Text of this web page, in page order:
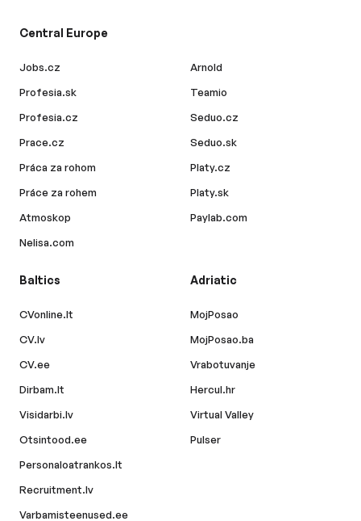
Central Europe
Jobs.cz
Profesia.sk
Profesia.cz
Prace.cz
Práca za rohom
Práce za rohem
Atmoskop
Nelisa.com
Arnold
Teamio
Seduo.cz
Seduo.sk
Platy.cz
Platy.sk
Paylab.com
Baltics
CVonline.lt
CV.lv
CV.ee
Dirbam.lt
Visidarbi.lv
Otsintood.ee
Personaloatrankos.lt
Recruitment.lv
Varbamisteenused.ee
Adriatic
MojPosao
MojPosao.ba
Vrabotuvanje
Hercul.hr
Virtual Valley
Pulser